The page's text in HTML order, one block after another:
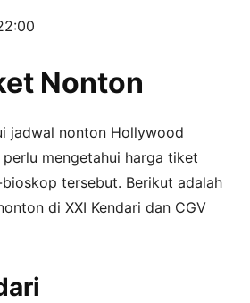
Nonton
jadwal nonton Hollywood
perlu mengetahui harga tiket
tersebut. Berikut adalah
di XXI Kendari dan CGV